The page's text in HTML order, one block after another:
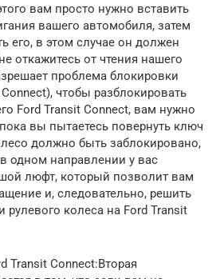
вам просто нужно вставить
вашего автомобиля, затем
его, в этом случае он должен
откажитесь от чтения нашего
проблема блокировки
чтобы разблокировать
Ford Transit Connect, вам нужно
вы пытаетесь повернуть ключ
должно быть заблокировано,
одном направлении у вас
люфт, который позволит вам
и, следовательно, решить
рулевого колеса на Ford Transit
Transit Connect:Вторая